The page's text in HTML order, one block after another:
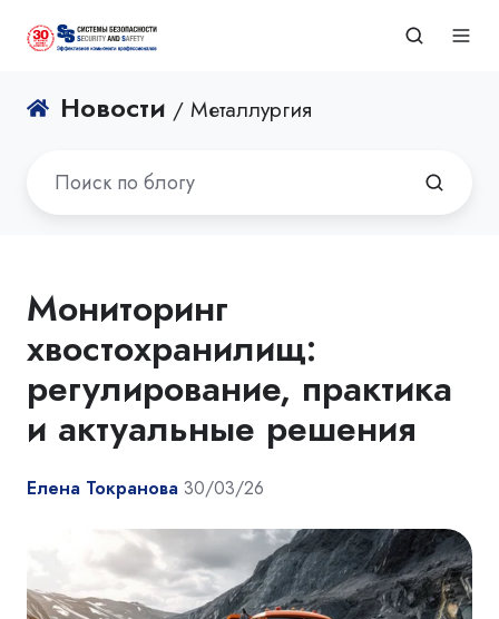
Новости / Металлургия
Мониторинг
хвостохранилищ:
регулирование, практика
и актуальные решения
Елена Токранова 30/03/26